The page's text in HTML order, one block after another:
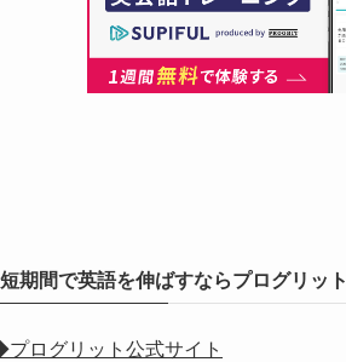
短期間で英語を伸ばすならプログリット
ログリット公式サイト